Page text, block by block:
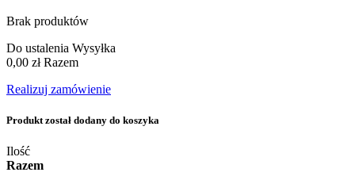
Brak produktów
Do ustalenia Wysyłka
0,00 zł Razem
Realizuj zamówienie
Produkt został dodany do koszyka
Ilość
Razem